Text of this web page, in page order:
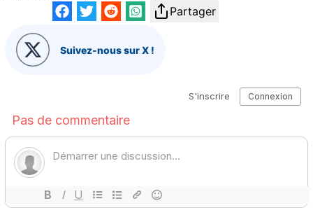
Partager
Suivez-nous sur X !